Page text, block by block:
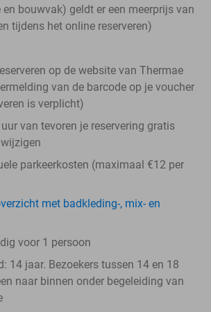
bouwvak) geldt er een meerprijs van
tijdens het online reserveren)
op de website van Thermae
van de barcode op je voucher
is verplicht)
van tevoren je reservering gratis
parkeerkosten (maximaal €12 per
met badkleding-, mix- en
voor 1 persoon
14 jaar. Bezoekers tussen 14 en 18
naar binnen onder begeleiding van